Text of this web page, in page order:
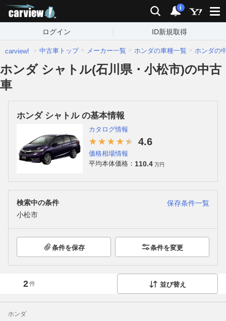
検索 通知
i
ログイン ID新規取得
carview! 中古車トップ メーカー一覧 ホンダの車種一覧 ホンダの
ホンダ シャトル(石川県・小松市)の中古
車
ホンダ シャトル の基本情報
カタログ情報
4.6
価格相場情報
平均本体価格： 110.4 万円
検索中の条件
保存条件一覧
小松市
条件を保存 条件を変更
2件 並び替え
ホンダ